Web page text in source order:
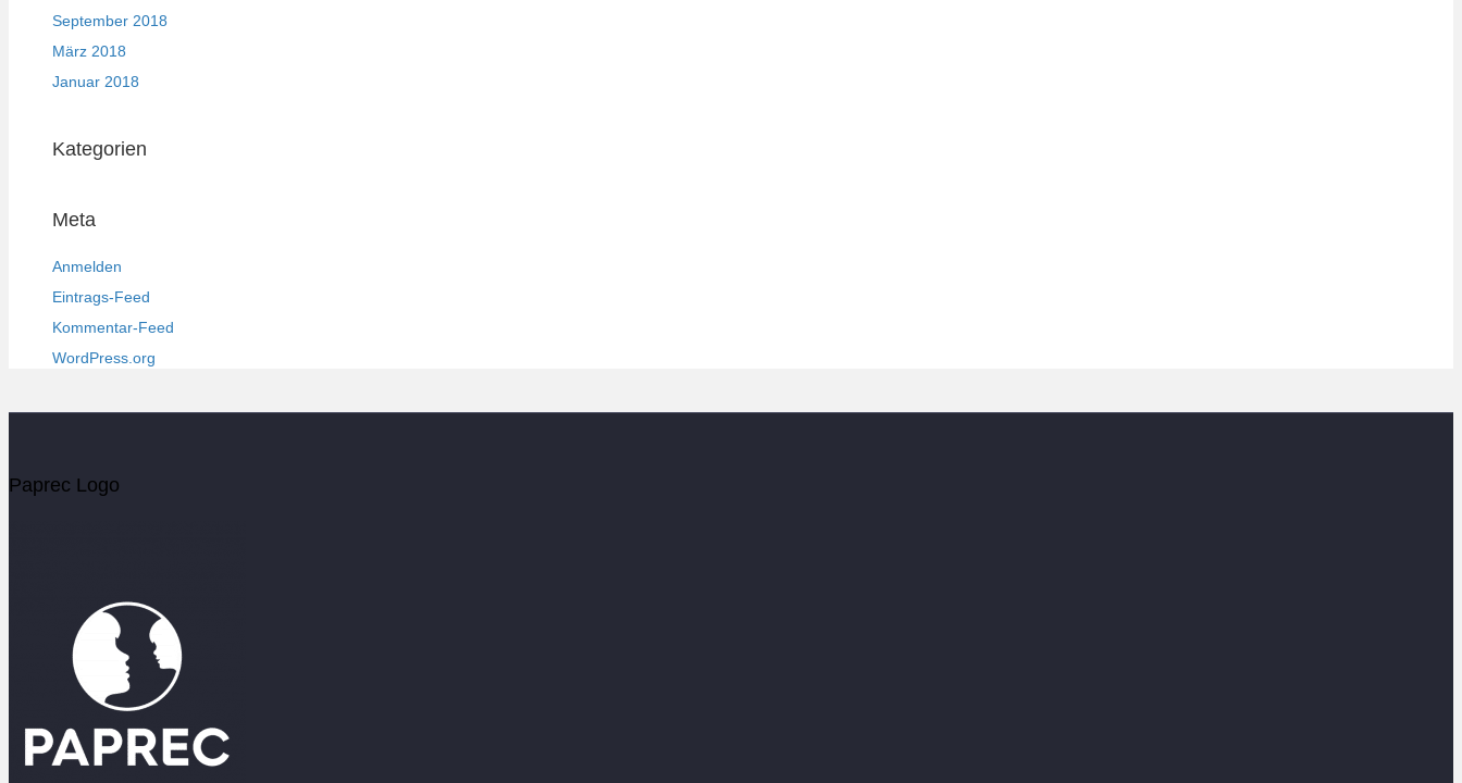
September 2018
März 2018
Januar 2018
Kategorien
Meta
Anmelden
Eintrags-Feed
Kommentar-Feed
WordPress.org
Paprec Logo